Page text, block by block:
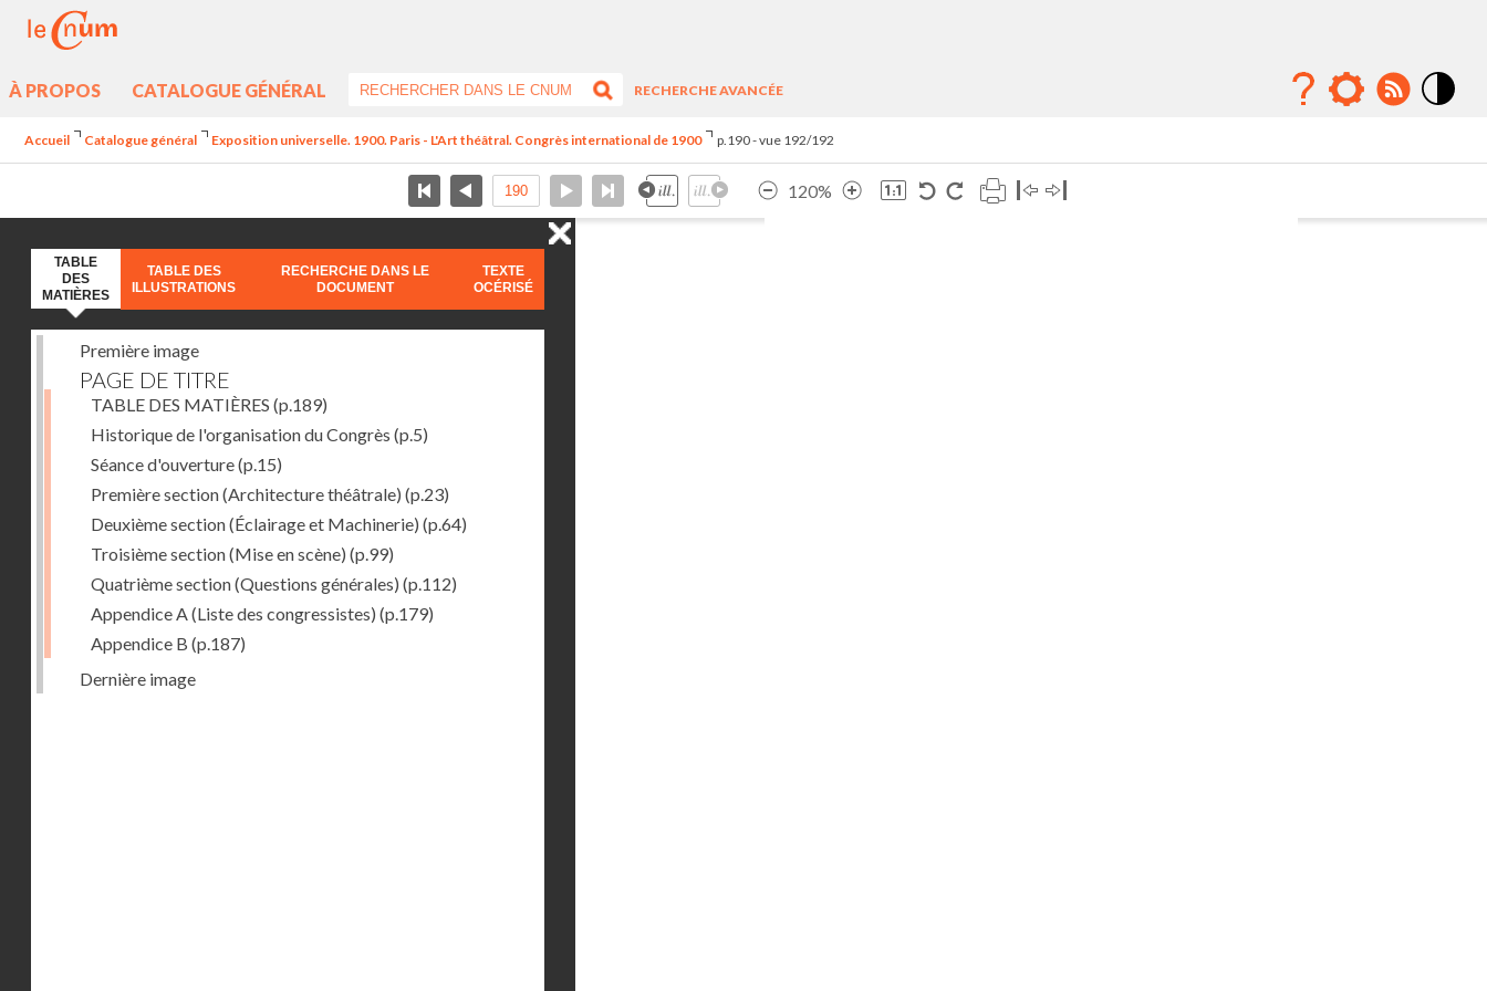
À PROPOS CATALOGUE GÉNÉRAL
RECHERCHE AVANCÉE
Accueil Catalogue général Exposition universelle. 1900. Paris - L'Art théâtral. Congrès international de 1900 p.190 - vue 192/192
120%
TABLE
DES
MATIÈRES
TABLE DES
ILLUSTRATIONS
RECHERCHE DANS LE
DOCUMENT
TEXTE
OCÉRISÉ
Première image
PAGE DE TITRE
TABLE DES MATIÈRES (p.189)
Historique de l'organisation du Congrès (p.5)
Séance d'ouverture(p.15)
Première section (Architecture théâtrale) (p.23)
Deuxième section (Éclairage et Machinerie) (p.64)
Troisième section (Mise en scène) (p.99)
Quatrième section (Questions générales) (p.112)
Appendice A (Liste des congressistes) (p.179)
Appendice B (p.187)
Dernière image